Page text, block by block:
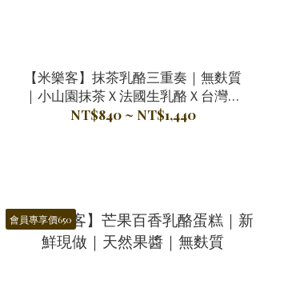
【米樂客】抹茶乳酪三重奏｜無麩質
｜小山園抹茶Ｘ法國生乳酪Ｘ台灣蜜
紅豆
NT$840 ~ NT$1,440
會員專享價650